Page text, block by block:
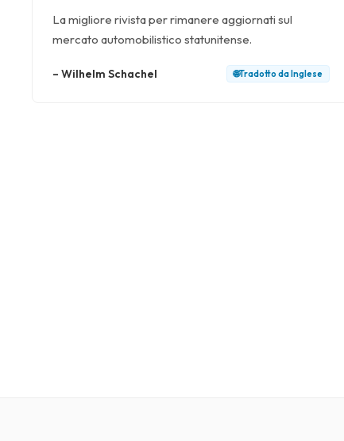
La migliore rivista per rimanere aggiornati sul
mercato automobilistico statunitense.
– Wilhelm Schachel 🌐Tradotto da Inglese